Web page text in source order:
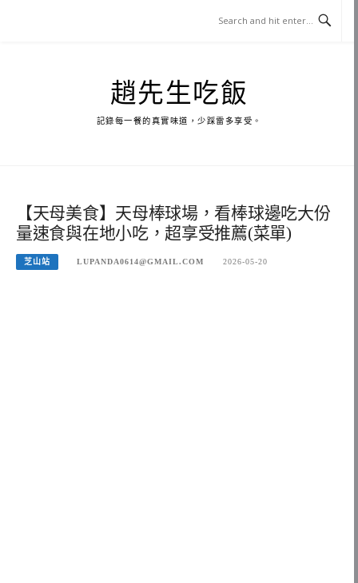
趙先生吃飯
記錄每一餐的真實味道，少踩雷多享受。
【天母美食】天母棒球場，看棒球邊吃大份
量速食與在地小吃，超享受推薦(菜單)
芝山站 LUPANDA0614@GMAIL.COM 2026-05-20